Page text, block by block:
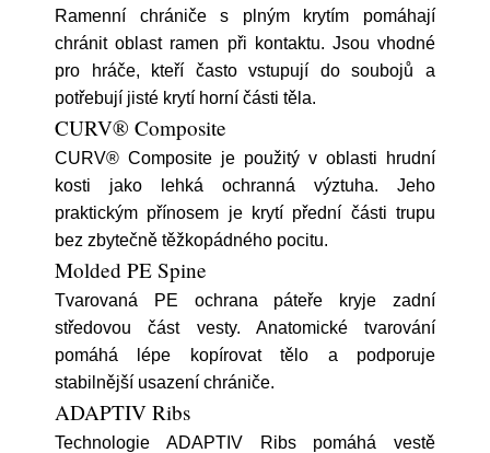
Ramenní chrániče s plným krytím pomáhají
chránit oblast ramen při kontaktu. Jsou vhodné
pro hráče, kteří často vstupují do soubojů a
potřebují jisté krytí horní části těla.
CURV® Composite
CURV® Composite je použitý v oblasti hrudní
kosti jako lehká ochranná výztuha. Jeho
praktickým přínosem je krytí přední části trupu
bez zbytečně těžkopádného pocitu.
Molded PE Spine
Tvarovaná PE ochrana páteře kryje zadní
středovou část vesty. Anatomické tvarování
pomáhá lépe kopírovat tělo a podporuje
stabilnější usazení chrániče.
ADAPTIV Ribs
Technologie ADAPTIV Ribs pomáhá vestě